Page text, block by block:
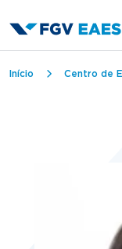
Trilha de
Início Centro de